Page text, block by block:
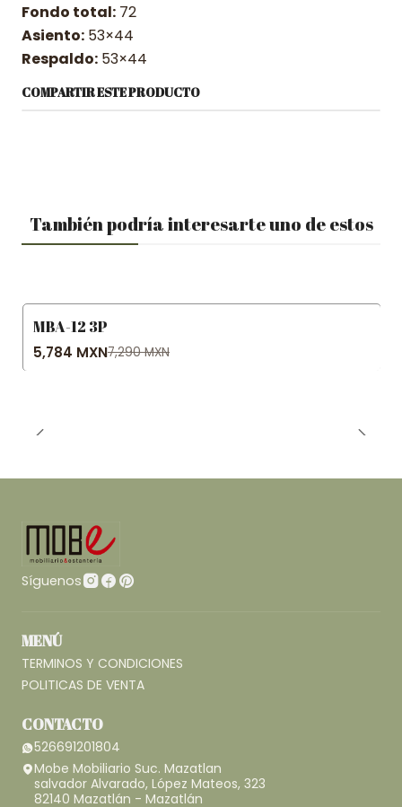
Fondo total: 72
Asiento: 53×44
Respaldo: 53×44
COMPARTIR ESTE PRODUCTO
También podría interesarte uno de estos
-21% OFF
MBA-12 3P
5,784 MXN7,290 MXN
Síguenos
MENÚ
TERMINOS Y CONDICIONES
POLITICAS DE VENTA
CONTACTO
526691201804
Mobe Mobiliario Suc. Mazatlan
salvador Alvarado, López Mateos, 323
82140 Mazatlán - Mazatlán